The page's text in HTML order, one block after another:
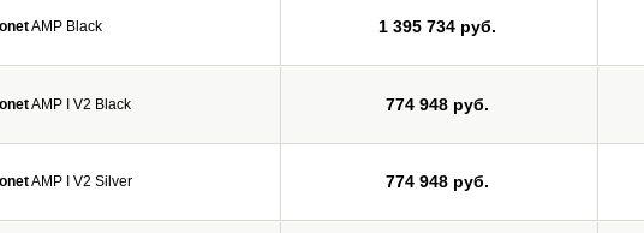
AMP Black 1 395 734 руб.
AMP I V2 Black 774 948 руб.
AMP I V2 Silver 774 948 руб.